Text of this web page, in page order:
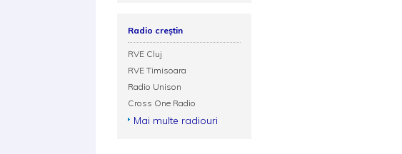
Radio creștin
RVE Cluj
RVE Timisoara
Radio Unison
Cross One Radio
Mai multe radiouri